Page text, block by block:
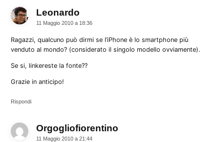
Leonardo
11 Maggio 2010 a 18:36
Ragazzi, qualcuno può dirmi se l’iPhone è lo smartphone più
venduto al mondo? (considerato il singolo modello ovviamente).
Se si, linkereste la fonte??
Grazie in anticipo!
Rispondi
Orgogliofiorentino
11 Maggio 2010 a 21:44